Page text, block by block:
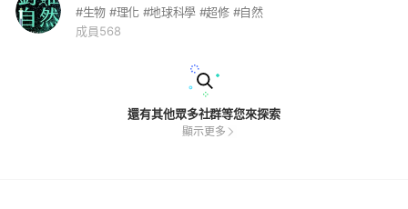
#生物 #理化 #地球科學 #超修 #自然
成員568
還有其他眾多社群等您來探索
顯示更多